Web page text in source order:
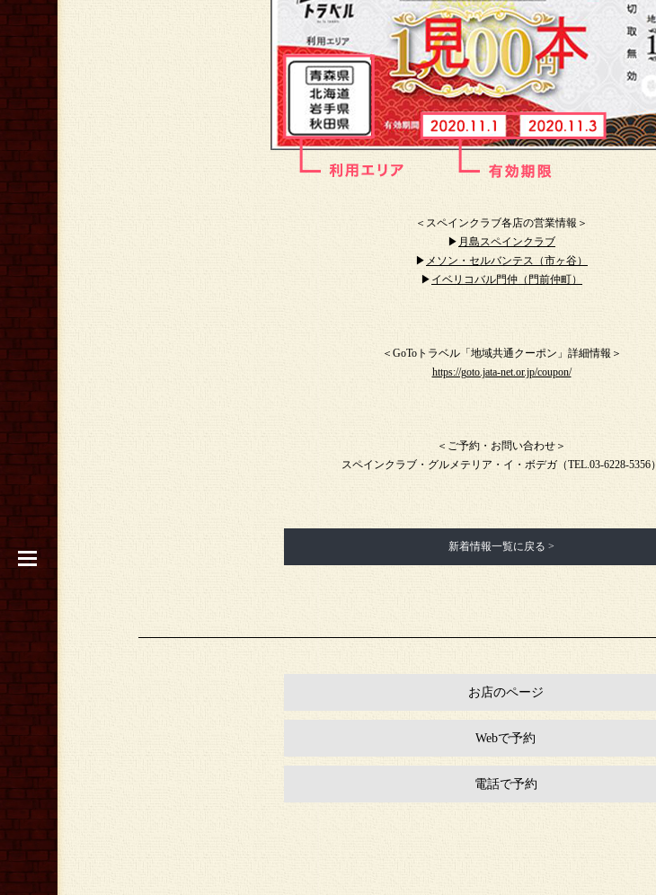
＜スペインクラブ各店の営業情報＞
▶︎ 月島スペインクラブ
▶︎ メソン・セルバンテス（市ヶ谷）
▶︎ イベリコバル門仲（門前仲町）
＜GoToトラベル「地域共通クーポン」詳細情報＞
https://goto.jata-net.or.jp/coupon/
＜ご予約・お問い合わせ＞
スペインクラブ・グルメテリア・イ・ボデガ（TEL.03-6228-5356）
新着情報一覧に戻る >
お店のページ
Webで予約
電話で予約